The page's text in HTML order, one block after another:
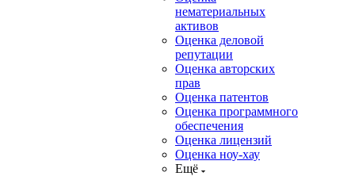
нематериальных
активов
Оценка деловой
репутации
Оценка авторских
прав
Оценка патентов
Оценка программного
обеспечения
Оценка лицензий
Оценка ноу-хау
Ещё